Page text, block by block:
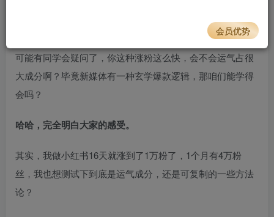
可能有同学会疑问了，你这种涨粉这么快，会不会运气占很
大成分啊？毕竟新媒体有一种玄学爆款逻辑，那咱们能学得
会吗？​
哈哈，完全明白大家的感受。
其实，我做小红书16天就涨到了1万粉了，1个月有4万粉
丝，我也想测试下到底是运气成分，还是可复制的一些方法
论？​
会员优势